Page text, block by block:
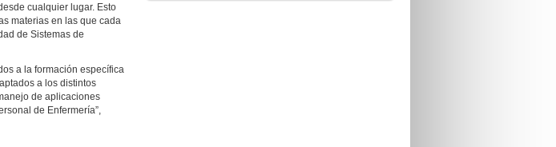
cualquier lugar. Esto
materias en las que cada
de Sistemas de
a la formación específica
a los distintos
de aplicaciones
de Enfermería”,